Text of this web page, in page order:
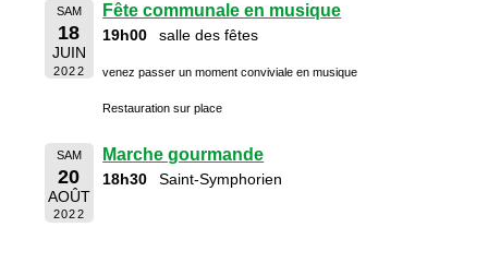
SAM
18
JUIN
2022
Fête communale en musique
19h00 salle des fêtes
venez passer un moment conviviale en musique
Restauration sur place
SAM
20
AOÛT
2022
Marche gourmande
18h30 Saint-Symphorien